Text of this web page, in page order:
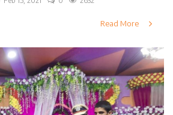
Read More